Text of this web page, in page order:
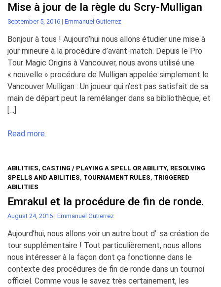
Mise à jour de la règle du Scry-Mulligan
September 5, 2016 | Emmanuel Gutierrez
Bonjour à tous ! Aujourd’hui nous allons étudier une mise à
jour mineure à la procédure d’avant-match. Depuis le Pro
Tour Magic Origins à Vancouver, nous avons utilisé une
« nouvelle » procédure de Mulligan appelée simplement le
Vancouver Mulligan : Un joueur qui n’est pas satisfait de sa
main de départ peut la remélanger dans sa bibliothèque, et
[…]
Read more.
ABILITIES, CASTING / PLAYING A SPELL OR ABILITY, RESOLVING
SPELLS AND ABILITIES, TOURNAMENT RULES, TRIGGERED
ABILITIES
Emrakul et la procédure de fin de ronde.
August 24, 2016 | Emmanuel Gutierrez
Aujourd’hui, nous allons voir un autre bout d’: sa création de
tour supplémentaire ! Tout particulièrement, nous allons
nous intéresser à la façon dont ça fonctionne dans le
contexte des procédures de fin de ronde dans un tournoi
officiel. Comme vous le savez très certainement, les